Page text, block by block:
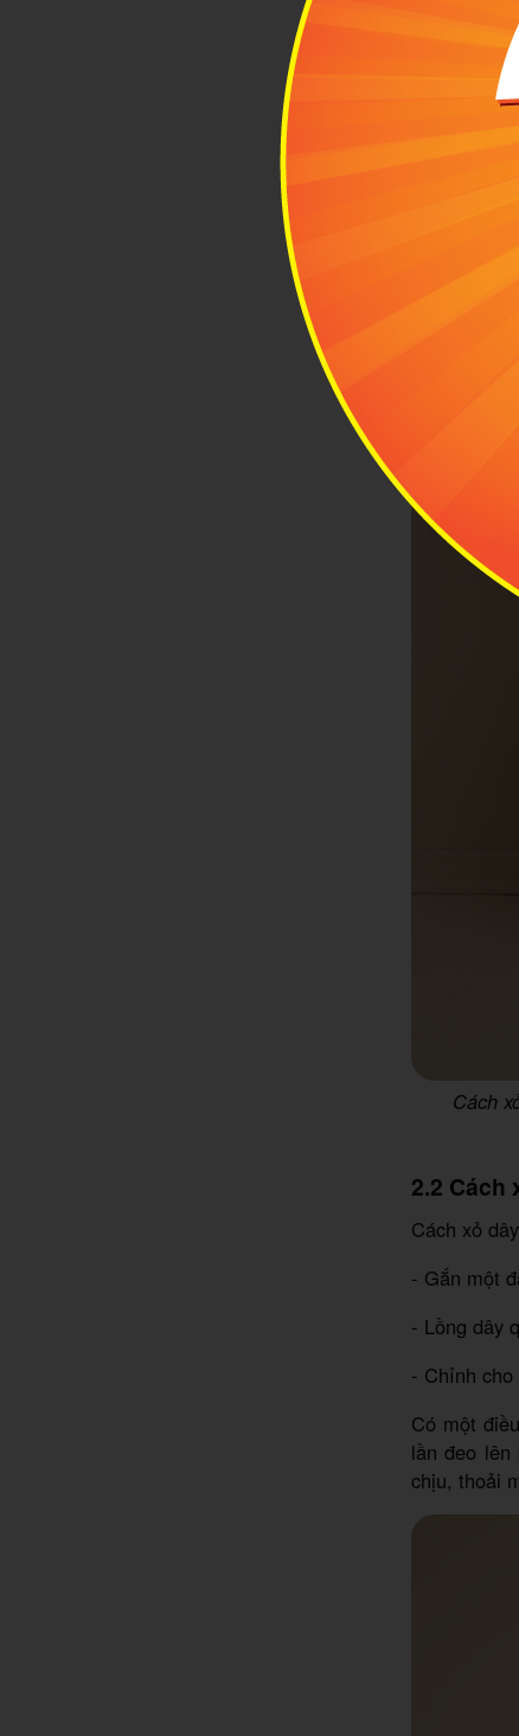
Cách
2.2 Cách
Cách xỏ
- Gắn một
- Lồng dây
- Chỉnh
Có một
lần đeo
chịu, thoải